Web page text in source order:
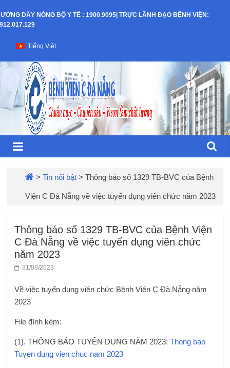
to
DÂY NÓNG BỘ Y TẾ : 1900.9095| TRỰC LÃNH ĐẠO BỆNH VIỆN:
Bệnh
Viện
C
TP
Đà
Tiếng Việt
>Tin nổi bật >Thông báo số 1329 TB-BVC của Bệnh
Viện C Đà Nẵng về việc tuyển dụng viên chức năm 2023
Thông báo số 1329 TB-BVC của Bệnh Viện
C Đà Nẵng về việc tuyển dụng viên chức
năm 2023
31/08/2023
Về việc tuyển dụng viên chức Bệnh Viện C Đà Nẵng năm
2023
File đính kèm:
(1). THÔNG BÁO TUYỂN DỤNG NĂM 2023:Thong bao
Tuyen dung vien chuc nam 2023